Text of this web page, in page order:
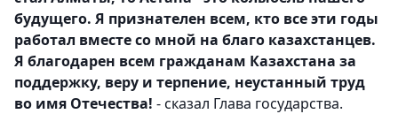
будущего. Я признателен всем, кто все эти годы
работал вместе со мной на благо казахстанцев.
Я благодарен всем гражданам Казахстана за
поддержку, веру и терпение, неустанный труд
во имя Отечества! - сказал Глава государства.